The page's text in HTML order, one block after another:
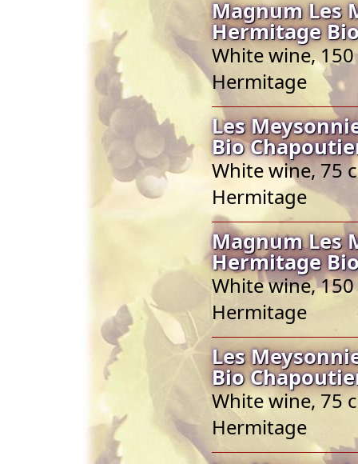
Magnum Les
Hermitage
White wine, 150
Hermitage
Les
Bio
White wine, 75
Hermitage
Magnum Les
Hermitage
White wine, 150
Hermitage
Les
Bio
White wine, 75
Hermitage